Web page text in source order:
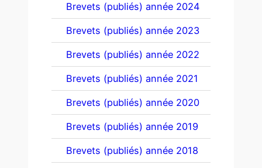
Brevets (publiés) année 2024
Brevets (publiés) année 2023
Brevets (publiés) année 2022
Brevets (publiés) année 2021
Brevets (publiés) année 2020
Brevets (publiés) année 2019
Brevets (publiés) année 2018